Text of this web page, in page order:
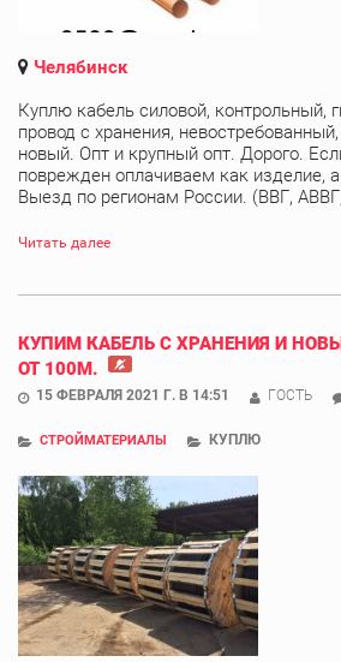
Челябинск
Куплю кабель силовой, контрольный,
провод с хранения,
новый. Опт и крупный опт. Дорого.
поврежден оплачиваем как изделие,
Выезд по регионам России. (ВВГ, АВВГ,
Читать далее
КУПИМ КАБЕЛЬ С ХРАНЕНИЯ И
ОТ 100М.
15 ФЕВРАЛЯ 2021 Г. В 14:51 ГОСТЬ
СТРОЙМАТЕРИАЛЫ КУПЛЮ